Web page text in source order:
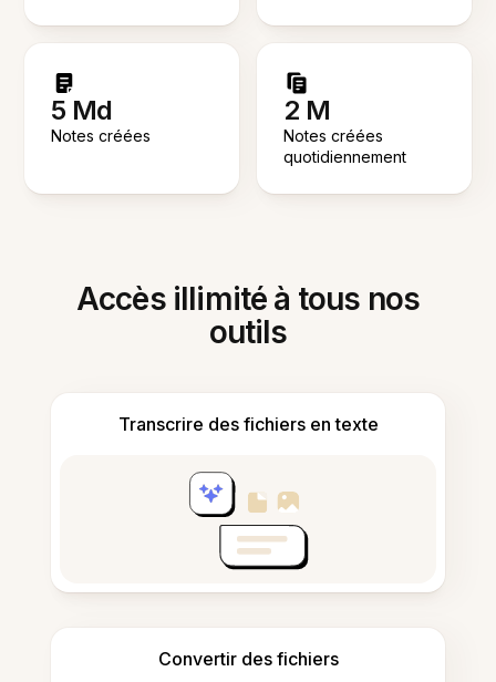
5 Md
Notes créées
2 M
Notes créées
quotidiennement
Accès illimité à tous nos
outils
Transcrire des fichiers en texte
Convertir des fichiers